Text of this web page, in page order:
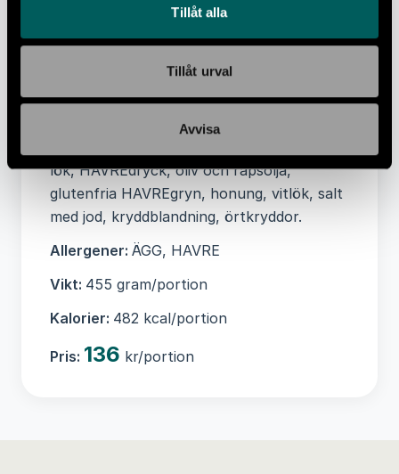
Tillåt alla
Tillåt urval
Avvisa
Näringsvärde per 100 gram:
Energi 106 kcal, Fett 5 g, -varav Mättat
fett 0,6 g, Kolhydrater 9 g, -varav
Potatis(42%), tomater(23%),
lök, HAVREdryck, oliv och rapsolja,
glutenfria HAVREgryn, honung, vitlök, salt
med jod, kryddblandning, örtkryddor.
Allergener: ÄGG, HAVRE
Vikt: 455 gram/portion
Kalorier: 482 kcal/portion
Pris: 136 kr/portion